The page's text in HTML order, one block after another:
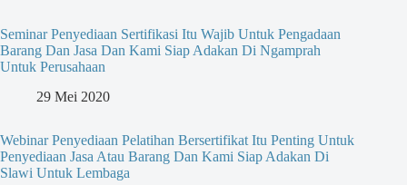
Seminar Penyediaan Sertifikasi Itu Wajib Untuk Pengadaan
Barang Dan Jasa Dan Kami Siap Adakan Di Ngamprah
Untuk Perusahaan
29 Mei 2020
Webinar Penyediaan Pelatihan Bersertifikat Itu Penting Untuk
Penyediaan Jasa Atau Barang Dan Kami Siap Adakan Di
Slawi Untuk Lembaga